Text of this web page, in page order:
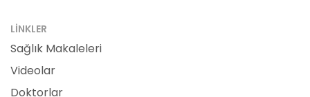
LINKLER
Sağlık Makaleleri
Videolar
Doktorlar